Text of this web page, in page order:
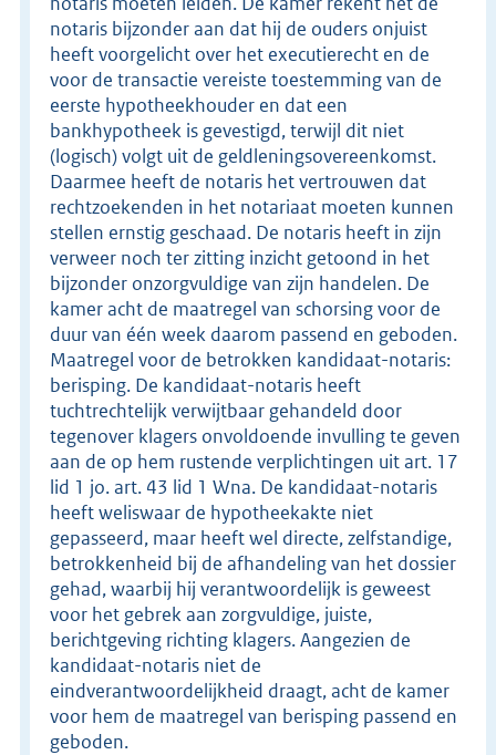
notaris bijzonder aan dat hij de ouders onjuist
heeft voorgelicht over het executierecht en de
voor de transactie vereiste toestemming van de
eerste hypotheekhouder en dat een
bankhypotheek is gevestigd, terwijl dit niet
(logisch) volgt uit de geldleningsovereenkomst.
Daarmee heeft de notaris het vertrouwen dat
rechtzoekenden in het notariaat moeten kunnen
stellen ernstig geschaad. De notaris heeft in zijn
verweer noch ter zitting inzicht getoond in het
bijzonder onzorgvuldige van zijn handelen. De
kamer acht de maatregel van schorsing voor de
duur van één week daarom passend en geboden.
Maatregel voor de betrokken kandidaat-notaris:
berisping. De kandidaat-notaris heeft
tuchtrechtelijk verwijtbaar gehandeld door
tegenover klagers onvoldoende invulling te geven
aan de op hem rustende verplichtingen uit art. 17
lid 1 jo. art. 43 lid 1 Wna. De kandidaat-notaris
heeft weliswaar de hypotheekakte niet
gepasseerd, maar heeft wel directe, zelfstandige,
betrokkenheid bij de afhandeling van het dossier
gehad, waarbij hij verantwoordelijk is geweest
voor het gebrek aan zorgvuldige, juiste,
berichtgeving richting klagers. Aangezien de
kandidaat-notaris niet de
eindverantwoordelijkheid draagt, acht de kamer
voor hem de maatregel van berisping passend en
geboden.